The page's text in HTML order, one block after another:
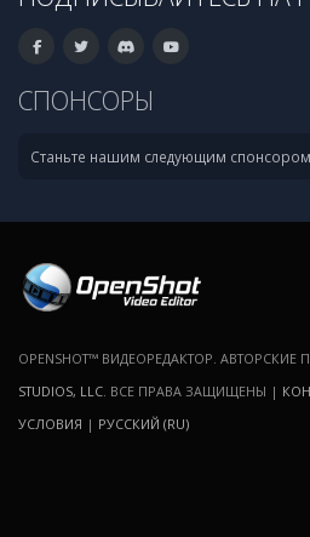
СПОНСОРЫ
Станьте нашим следующим
OPENSHOT™ ВИДЕОРЕДАКТОР. АВТОРСКИЕ
STUDIOS, LLC . ВСЕ ПРАВА ЗАЩИЩЕНЫ |
УСЛОВИЯ | РУССКИЙ (RU)